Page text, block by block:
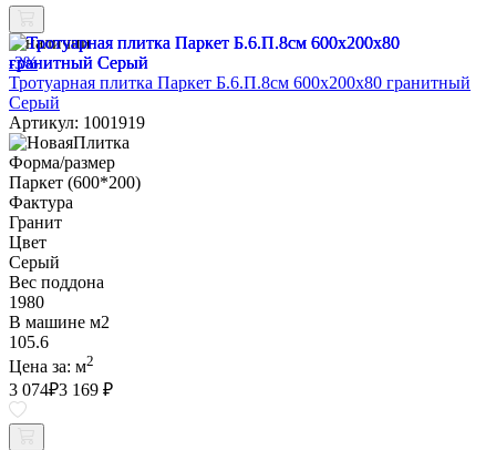
В наличии
-3%
Тротуарная плитка Паркет Б.6.П.8см 600х200х80 гранитный
Серый
Артикул: 1001919
Форма/размер
Паркет (600*200)
Фактура
Гранит
Цвет
Серый
Вес поддона
1980
В машине м2
105.6
Цена за: м2
3 074₽3 169 ₽